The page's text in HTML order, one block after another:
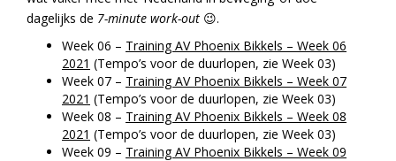
dagelijks de 7-minute work-out 😉.
Week 06 – Training AV Phoenix Bikkels – Week 06
2021 (Tempo’s voor de duurlopen, zie Week 03)
Week 07 – Training AV Phoenix Bikkels – Week 07
2021 (Tempo’s voor de duurlopen, zie Week 03)
Week 08 – Training AV Phoenix Bikkels – Week 08
2021 (Tempo’s voor de duurlopen, zie Week 03)
Week 09 – Training AV Phoenix Bikkels – Week 09